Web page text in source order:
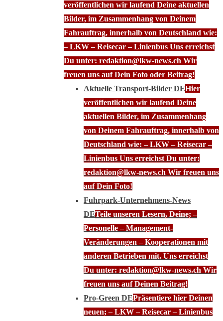
veröffentlichen wir laufend Deine aktuellen
Bilder, im Zusammenhang von Deinem
Fahrauftrag, innerhalb von Deutschland wie:
– LKW – Reisecar – Linienbus Uns erreichst
Du unter: redaktion@lkw-news.ch Wir
freuen uns auf Dein Foto oder Beitrag!
Aktuelle Transport-Bilder DEHier
veröffentlichen wir laufend Deine
aktuellen Bilder, im Zusammenhang
von Deinem Fahrauftrag, innerhalb von
Deutschland wie: – LKW – Reisecar –
Linienbus Uns erreichst Du unter:
redaktion@lkw-news.ch Wir freuen uns
auf Dein Foto!
Fuhrpark-Unternehmens-News
DETeile unseren Lesern, Deine; –
Personelle – Management-
Veränderungen – Kooperationen mit
anderen Betrieben mit. Uns erreichst
Du unter: redaktion@lkw-news.ch Wir
freuen uns auf Deinen Beitrag!
Pro-Green DEPräsentiere hier Deinen
neuen; – LKW – Reisecar – Linienbus